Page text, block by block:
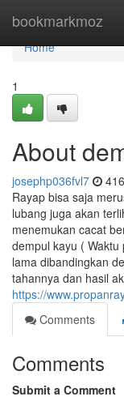
bookmarkmoz
Home
Home
1
About
josephp036fvl7
Rayap bisa saja
lubang juga akan
menemukan cacat
dempul kayu (
lama dibandingkan
tahannya dan hasil
https://
Comments
Comments
Submit a Comment